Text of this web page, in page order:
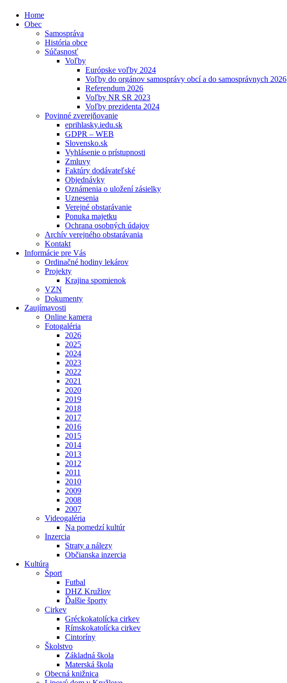
Home
Obec
Samospráva
História obce
Súčasnosť
Voľby
Európske voľby 2024
Voľby do orgánov samosprávy obcí a do samosprávnych 2026
Referendum 2026
Voľby NR SR 2023
Voľby prezidenta 2024
Povinné zverejňovanie
eprihlasky.iedu.sk
GDPR – WEB
Slovensko.sk
Vyhlásenie o prístupnosti
Zmluvy
Faktúry dodávateľské
Objednávky
Oznámenia o uložení zásielky
Uznesenia
Verejné obstarávanie
Ponuka majetku
Ochrana osobných údajov
Archív verejného obstarávania
Kontakt
Informácie pre Vás
Ordinačné hodiny lekárov
Projekty
Krajina spomienok
VZN
Dokumenty
Zaujímavosti
Online kamera
Fotogaléria
2026
2025
2024
2023
2022
2021
2020
2019
2018
2017
2016
2015
2014
2013
2012
2011
2010
2009
2008
2007
Videogaléria
Na pomedzí kultúr
Inzercia
Straty a nálezy
Občianska inzercia
Kultúra
Šport
Futbal
DHZ Kružlov
Ďalšie športy
Cirkev
Gréckokatolícka cirkev
Rímskokatolícka cirkev
Cintoríny
Školstvo
Základná škola
Materská škola
Obecná knižnica